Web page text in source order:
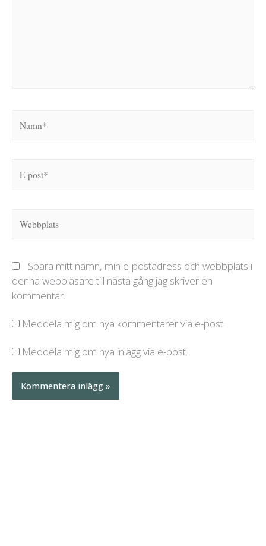
post*
Spara mitt namn, min e-postadress och webbplats i
denna webbläsare till nästa gång jag skriver en
kommentar.
Meddela mig om nya kommentarer via e-post.
Meddela mig om nya inlägg via e-post.